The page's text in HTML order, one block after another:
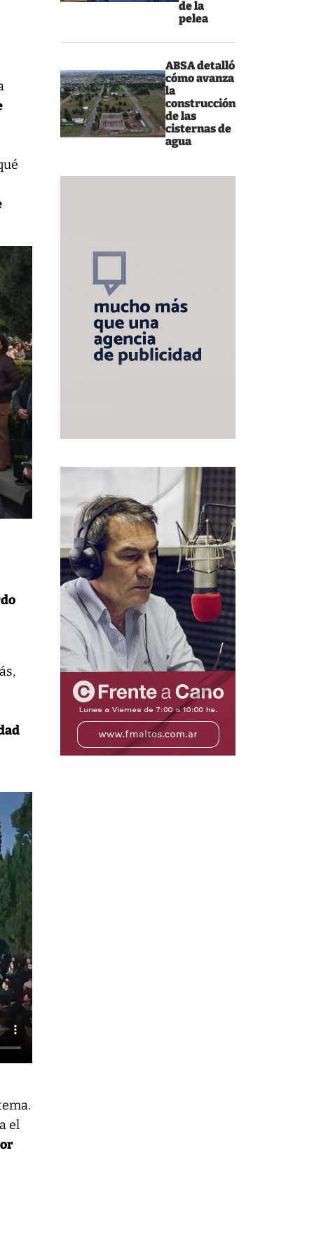
de la
pelea
ABSA detalló
cómo avanza
la
construcción
de las
cisternas de
agua
el